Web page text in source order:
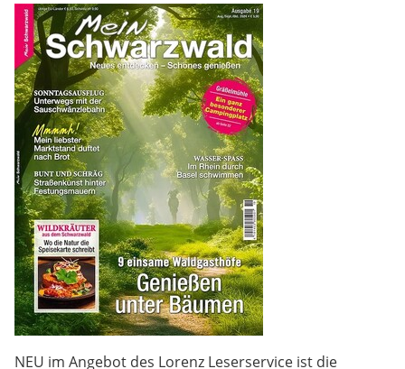
NEU im Angebot des Lorenz Leserservice ist die